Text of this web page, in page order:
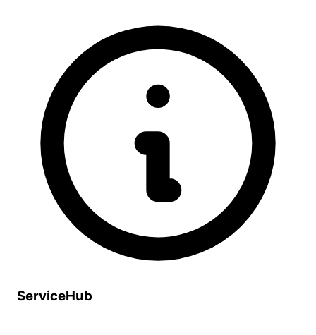
ServiceHub